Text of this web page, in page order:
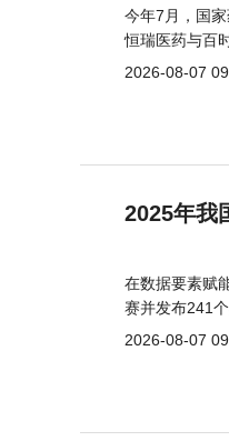
今年7月，国
恒瑞医药与百
2026-08-07
2025年我
在数据要素赋
赛并发布241个
2026-08-07